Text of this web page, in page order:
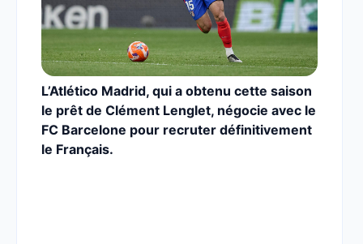
L’Atlético Madrid, qui a obtenu cette saison
le prêt de Clément Lenglet, négocie avec le
FC Barcelone pour recruter définitivement
le Français.